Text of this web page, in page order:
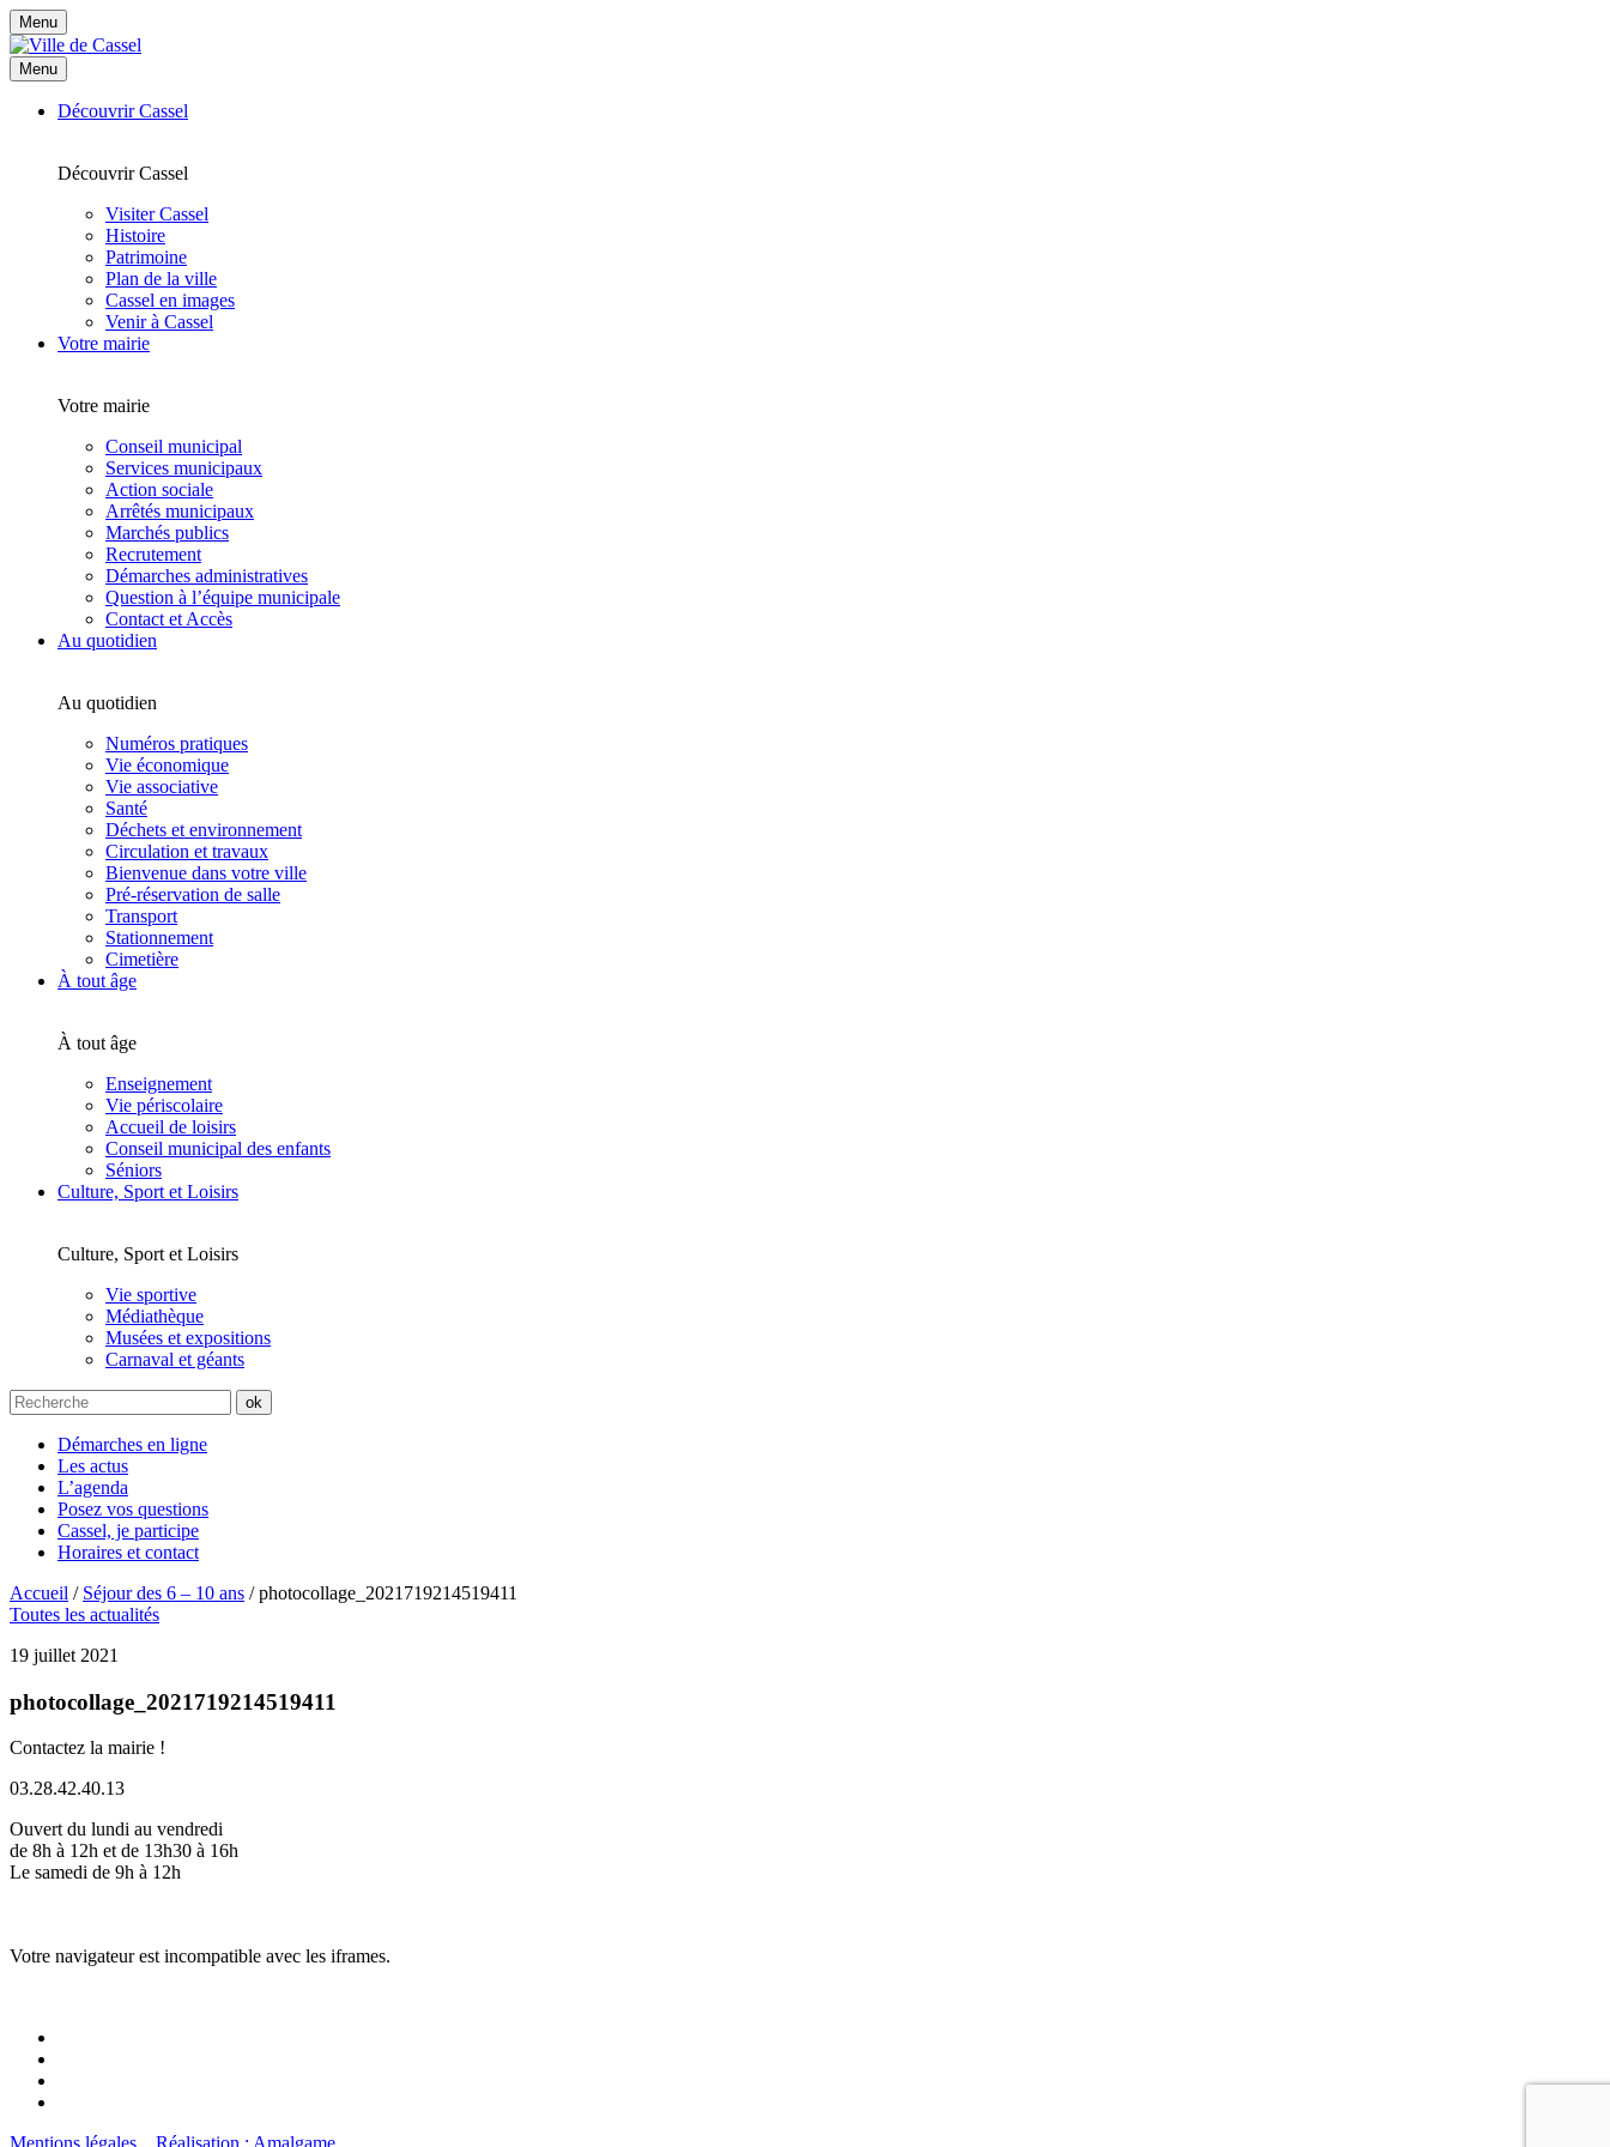
Menu
Menu
Découvrir Cassel
Découvrir Cassel
Visiter Cassel
Histoire
Patrimoine
Plan de la ville
Cassel en images
Venir à Cassel
Votre mairie
Votre mairie
Conseil municipal
Services municipaux
Action sociale
Arrêtés municipaux
Marchés publics
Recrutement
Démarches administratives
Question à l’équipe municipale
Contact et Accès
Au quotidien
Au quotidien
Numéros pratiques
Vie économique
Vie associative
Santé
Déchets et environnement
Circulation et travaux
Bienvenue dans votre ville
Pré-réservation de salle
Transport
Stationnement
Cimetière
À tout âge
À tout âge
Enseignement
Vie périscolaire
Accueil de loisirs
Conseil municipal des enfants
Séniors
Culture, Sport et Loisirs
Culture, Sport et Loisirs
Vie sportive
Médiathèque
Musées et expositions
Carnaval et géants
Démarches en ligne
Les actus
L’agenda
Posez vos questions
Cassel, je participe
Horaires et contact
Accueil / Séjour des 6 – 10 ans /photocollage_2021719214519411
Toutes les actualités
19 juillet 2021
photocollage_2021719214519411
Contactez la mairie !
03.28.42.40.13
Ouvert du lundi au vendredi
de 8h à 12h et de 13h30 à 16h
Le samedi de 9h à 12h
Votre navigateur est incompatible avec les iframes.